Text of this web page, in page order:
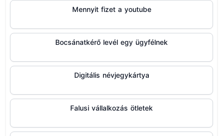
Mennyit fizet a youtube
Bocsánatkérő levél egy ügyfélnek
Digitális névjegykártya
Falusi vállalkozás ötletek